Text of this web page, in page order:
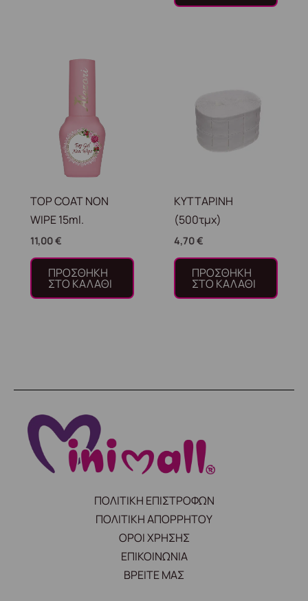
TOP COAT NON
WIPE 15ml.
11,00€
ΠΡΟΣΘΉΚΗ
ΣΤΟ ΚΑΛΆΘΙ
ΚΥΤΤΑΡΙΝΗ
(500τμχ)
4,70€
ΠΡΟΣΘΉΚΗ
ΣΤΟ ΚΑΛΆΘΙ
ΠΟΛΙΤΙΚΗ ΕΠΙΣΤΡΟΦΩΝ
ΠΟΛΙΤΙΚΗ ΑΠΟΡΡΗΤΟΥ
ΟΡΟΙ ΧΡΗΣΗΣ
ΕΠΙΚΟΙΝΩΝΙΑ
ΒΡΕΙΤΕ ΜΑΣ